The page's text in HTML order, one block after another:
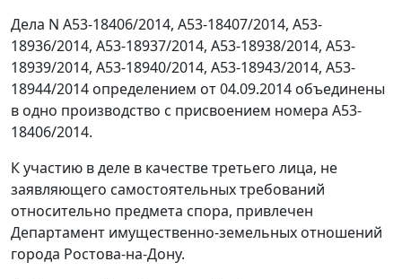
Дела N А53-18406/2014, А53-18407/2014, А53-
18936/2014, А53-18937/2014, А53-18938/2014, А53-
18939/2014, А53-18940/2014, А53-18943/2014, А53-
18944/2014 определением от 04.09.2014 объединены
в одно производство с присвоением номера А53-
18406/2014.
К участию в деле в качестве третьего лица, не
заявляющего самостоятельных требований
относительно предмета спора, привлечен
Департамент имущественно-земельных отношений
города Ростова-на-Дону.